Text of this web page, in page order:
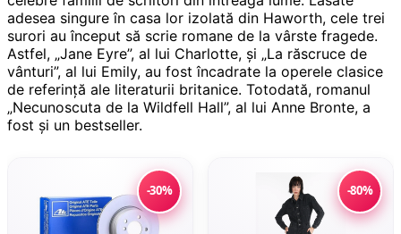
adesea singure în casa lor izolată din Haworth, cele trei
surori au început să scrie romane de la vârste fragede.
Astfel, „Jane Eyre”, al lui Charlotte, şi „La răscruce de
vânturi”, al lui Emily, au fost încadrate la operele clasice
de referinţă ale literaturii britanice. Totodată, romanul
„Necunoscuta de la Wildfell Hall”, al lui Anne Bronte, a
fost şi un bestseller.
-30% -80%